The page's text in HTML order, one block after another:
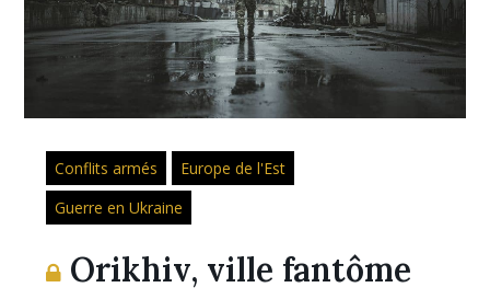
Conflits armés
Europe de l'Est
Guerre en Ukraine
Orikhiv, ville fantôme